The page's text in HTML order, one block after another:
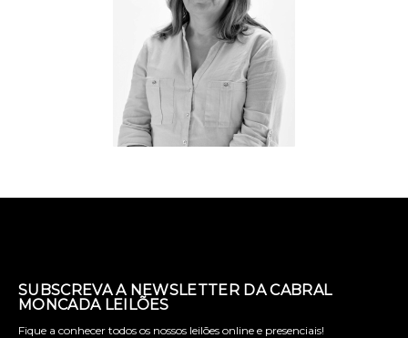
SUBSCREVA A NEWSLETTER DA CABRAL
MONCADA LEILÕES
Fique a conhecer todos os nossos leilões online e presenciais!